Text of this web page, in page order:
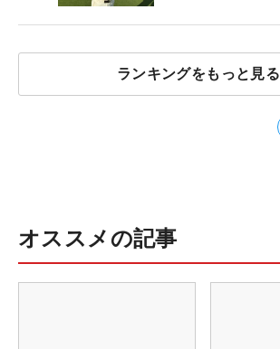
ランキングをもっと見る
オススメの記事